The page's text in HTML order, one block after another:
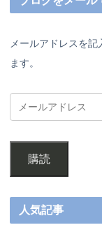
メールアドレスを
ます。
購読
人気記事